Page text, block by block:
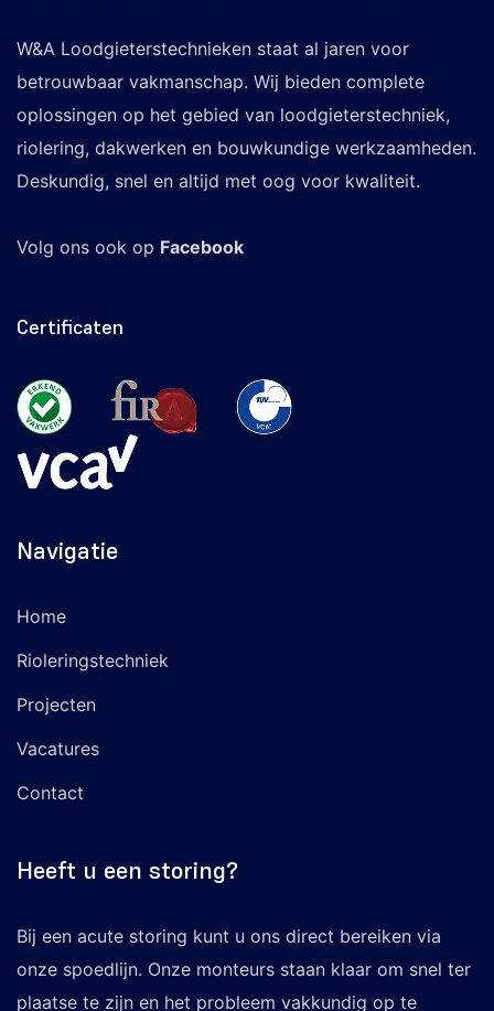
W&A Loodgieterstechnieken staat al jaren voor
betrouwbaar vakmanschap. Wij bieden complete
oplossingen op het gebied van loodgieterstechniek,
riolering, dakwerken en bouwkundige werkzaamheden.
Deskundig, snel en altijd met oog voor kwaliteit.
Volg ons ook op Facebook
Certificaten
Navigatie
Home
Rioleringstechniek
Projecten
Vacatures
Contact
Heeft u een storing?
Bij een acute storing kunt u ons direct bereiken via
onze spoedlijn. Onze monteurs staan klaar om snel ter
plaatse te zijn en het probleem vakkundig op te